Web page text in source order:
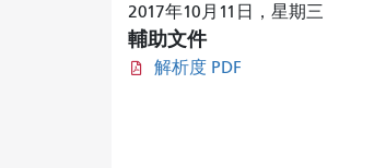
2017年10月11日，星期三
輔助文件
解析度 PDF